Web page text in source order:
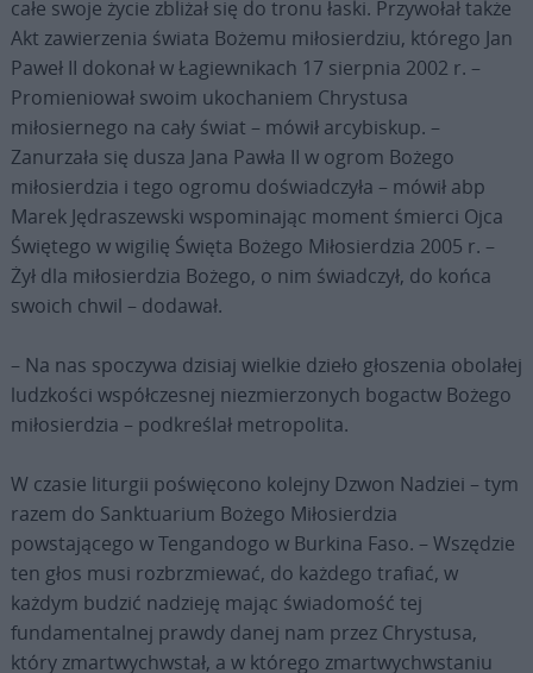
całe swoje życie zbliżał się do tronu łaski. Przywołał także
Akt zawierzenia świata Bożemu miłosierdziu, którego Jan
Paweł II dokonał w Łagiewnikach 17 sierpnia 2002 r. –
Promieniował swoim ukochaniem Chrystusa
miłosiernego na cały świat – mówił arcybiskup. –
Zanurzała się dusza Jana Pawła II w ogrom Bożego
miłosierdzia i tego ogromu doświadczyła – mówił abp
Marek Jędraszewski wspominając moment śmierci Ojca
Świętego w wigilię Święta Bożego Miłosierdzia 2005 r. –
Żył dla miłosierdzia Bożego, o nim świadczył, do końca
swoich chwil – dodawał.
– Na nas spoczywa dzisiaj wielkie dzieło głoszenia obolałej
ludzkości współczesnej niezmierzonych bogactw Bożego
miłosierdzia – podkreślał metropolita.
W czasie liturgii poświęcono kolejny Dzwon Nadziei – tym
razem do Sanktuarium Bożego Miłosierdzia
powstającego w Tengandogo w Burkina Faso. – Wszędzie
ten głos musi rozbrzmiewać, do każdego trafiać, w
każdym budzić nadzieję mając świadomość tej
fundamentalnej prawdy danej nam przez Chrystusa,
który zmartwychwstał, a w którego zmartwychwstaniu